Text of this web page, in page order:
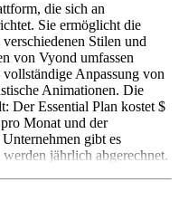
die sich an
Sie ermöglicht die
Stilen und
von Vyond umfassen
vollständige Anpassung von
Animationen. Die
Der Essential Plan kostet $
Monat und der
gibt es
jährlich abgerechnet.